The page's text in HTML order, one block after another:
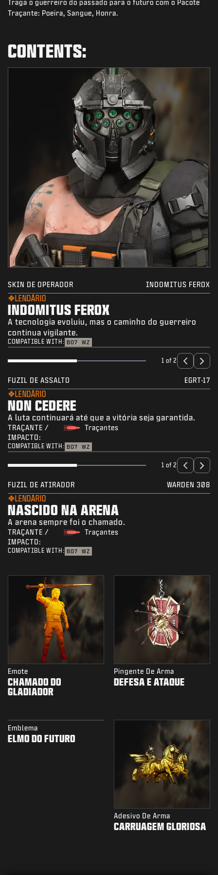
NOTÍCIAS
Traga o guerreiro do passado para o futuro com o Pacote
Traçante: Poeira, Sangue, Honra.
CONTENTS:
SKIN DE OPERADOR INDOMITUS FEROX
LENDÁRIO
INDOMITUS FEROX
A tecnologia evoluiu, mas o caminho do guerreiro
continua vigilante.
COMPATIBLE WITH: BO7 WZ
1 of 2
FUZIL DE ASSALTO EGRT-17
LENDÁRIO
NON CEDERE
A luta continuará até que a vitória seja garantida.
TRAÇANTE /
IMPACTO:
Traçantes
COMPATIBLE WITH: BO7 WZ
1 of 2
FUZIL DE ATIRADOR WARDEN 308
LENDÁRIO
NASCIDO NA ARENA
A arena sempre foi o chamado.
TRAÇANTE /
IMPACTO:
Traçantes
COMPATIBLE WITH: BO7 WZ
Emote
CHAMADO DO
GLADIADOR
Pingente De Arma
DEFESA E ATAQUE
Emblema
ELMO DO FUTURO
Adesivo De Arma
CARRUAGEM GLORIOSA